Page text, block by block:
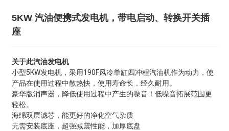
5KW 汽油便携式发电机，带电启动、转换开关插
座
关于此汽油发电机
小型5KW发电机，采用190F风冷单缸四冲程汽油机作为动力，使
产品在使用过程中散热快，使用寿命长，经久耐用。
豪华版消声器，降低使用过程中产生的噪音！低噪音拓展范围更
轻松。
海绵双层滤芯，能更好的净化空气杂质
无需安装底座，超强减震性能，加厚底盘